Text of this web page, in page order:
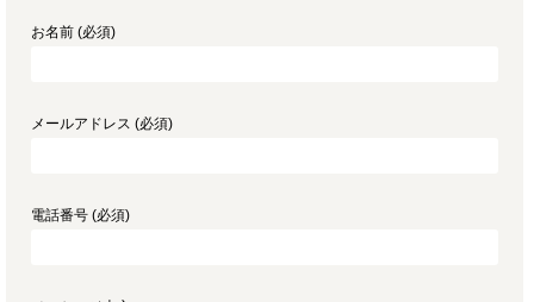
お名前 (必須)
メールアドレス (必須)
電話番号 (必須)